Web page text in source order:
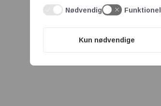
Nødvendig Funktionel
Kun nødvendige